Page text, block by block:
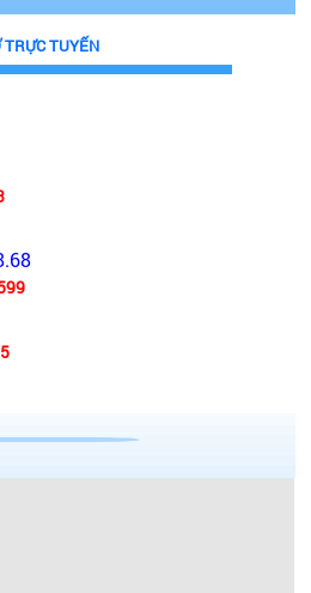
TRỰC TUYẾN